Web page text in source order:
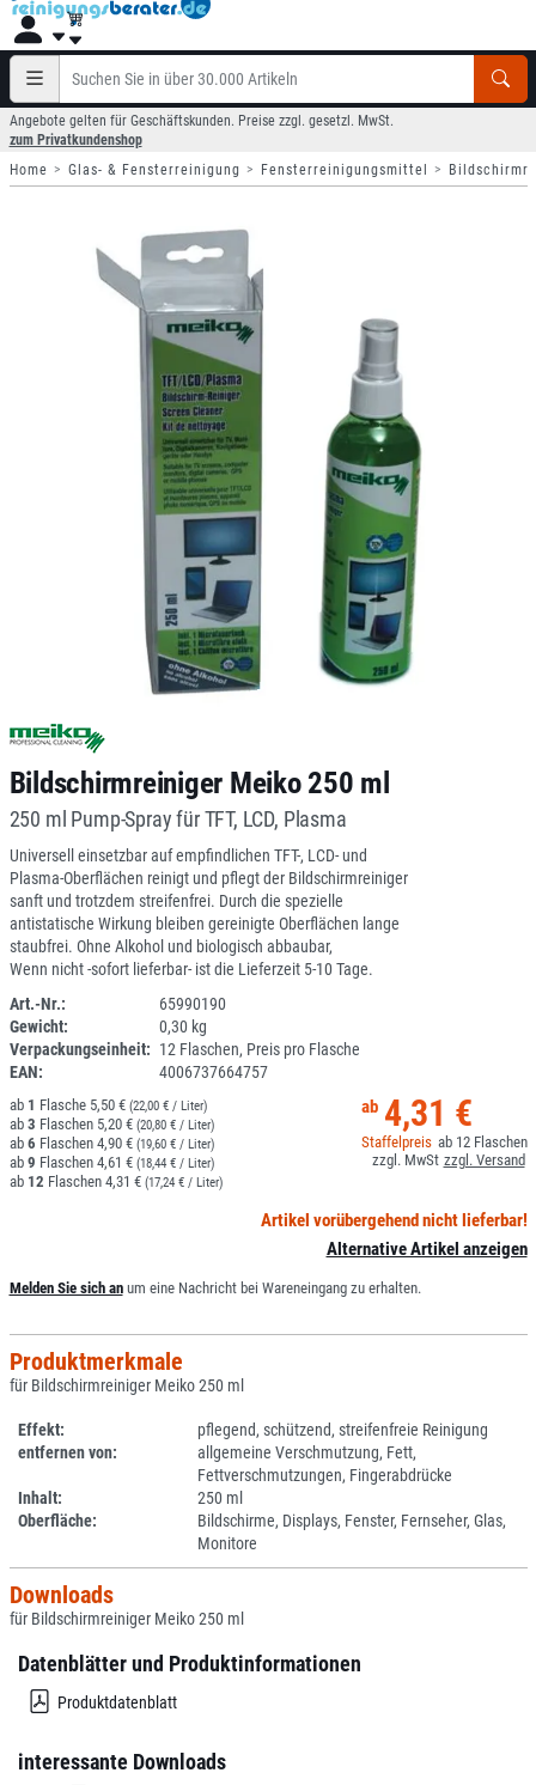
Angebote gelten für Geschäftskunden. Preise zzgl. gesetzl. MwSt.
zum Privatkundenshop
Home
Glas- & Fensterreinigung Fensterreinigungsmittel
Bildschirmreiniger Meiko 250 ml
250 ml Pump-Spray für TFT, LCD, Plasma
Universell einsetzbar auf empfindlichen TFT-, LCD- und
Plasma-Oberflächen reinigt und pflegt der Bildschirmreiniger
sanft und trotzdem streifenfrei. Durch die spezielle
antistatische Wirkung bleiben gereinigte Oberflächen lange
staubfrei. Ohne Alkohol und biologisch abbaubar,
Wenn nicht -sofort lieferbar- ist die Lieferzeit 5-10 Tage.
Art.-Nr.:
65990190
Gewicht:
0,30 kg
Verpackungseinheit: 12 Flaschen, Preis pro Flasche
EAN:
4006737664757
4,31 €
12
1 5,50 € (22,00 € / Liter)
3 5,20 € (20,80 € / Liter)
6 4,90 € (19,60 € / Liter)
9 4,61 € (18,44 € / Liter)
12 4,31 € (17,24 € / Liter)
Artikel vorübergehend nicht lieferbar!
Alternative Artikel anzeigen
Melden Sie sich anum eine Nachricht bei Wareneingang zu erhalten.
Produktmerkmale
für Bildschirmreiniger Meiko 250 ml
Effekt:
pflegend, schützend, streifenfreie Reinigung
entfernen von:
allgemeine Verschmutzung, Fett,
Fettverschmutzungen, Fingerabdrücke
Inhalt:
250 ml
Oberfläche:
Bildschirme, Displays, Fenster, Fernseher, Glas,
Monitore
Downloads
für Bildschirmreiniger Meiko 250 ml
Datenblätter und Produktinformationen
Produktdatenblatt
interessante Downloads